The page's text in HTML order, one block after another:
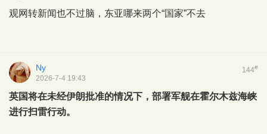
观网转新闻也不过脑，东亚哪来两个“国家”不去
144#
Ny
2026-7-4 19:43
英国将在未经伊朗批准的情况下，部署军舰在霍尔木兹海峡
进行扫雷行动。